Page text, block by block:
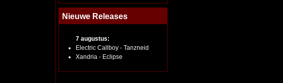
Nieuwe Releases
7 augustus:
Electric Callboy - Tanzneid
Xandria - Eclipse